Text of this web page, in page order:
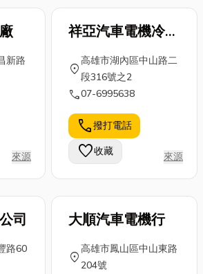
新路
來源
祥亞汽車電機冷氣
location_on
高雄市湖內區中山路二
段316號之2
call07-6995638
call撥打電話
favorite收藏 來源
司
路60
大順汽車電機行
location_on
高雄市鳳山區中山東路
204號